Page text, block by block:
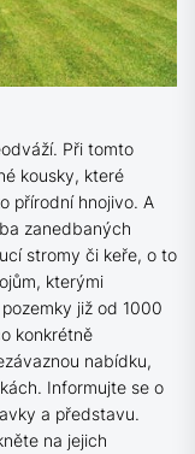
Při tomto
kousky, které
přírodní hnojivo. A
zanedbaných
stromy či keře, o to
kterými
již od 1000
konkrétně
nabídku,
Informujte se o
a představu.
na jejich